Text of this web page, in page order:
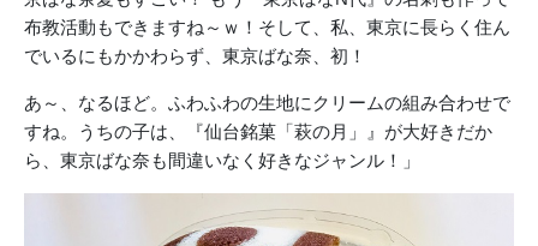
布教活動もできますね～ｗ！そして、私、東京に長らく住ん
でいるにもかかわらず、東京ばな奈、初！
あ～、なるほど。ふわふわの生地にクリームの組み合わせで
すね。うちの子は、『仙台銘菓「萩の月」』が大好きだか
ら、東京ばな奈も間違いなく好きなジャンル！」